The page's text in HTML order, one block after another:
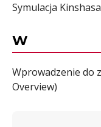
Symulacja
W
Wprowadzenie do
Overview)